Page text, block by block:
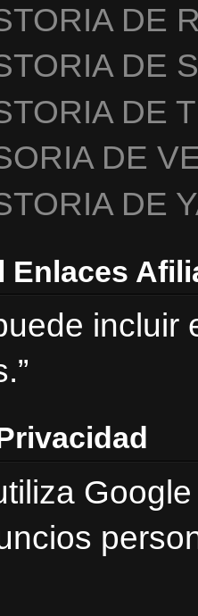
DE
DE
DE
DE
DE
Enlaces